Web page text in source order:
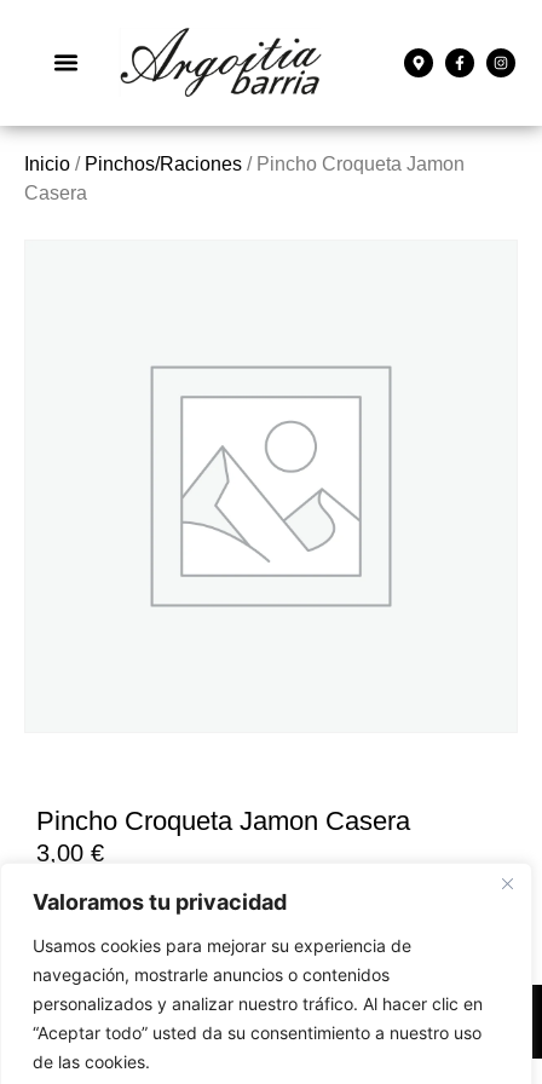
Valoramos tu privacidad
Usamos cookies para mejorar su experiencia de
navegación, mostrarle anuncios o contenidos
personalizados y analizar nuestro tráfico. Al hacer clic en
“Aceptar todo” usted da su consentimiento a nuestro uso
de las cookies.
Inicio / Pinchos/Raciones / Pincho Croqueta Jamon
Casera
Pincho Croqueta Jamon Casera
3,00 €
Accesibilidad Aviso Legal Políticas de Cookies